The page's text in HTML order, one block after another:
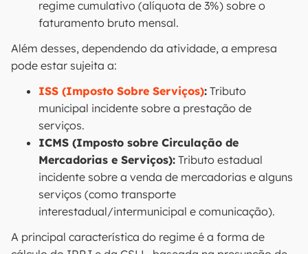
regime cumulativo (alíquota de 3%) sobre o
faturamento bruto mensal.
Além desses, dependendo da atividade, a empresa
pode estar sujeita a:
ISS (Imposto Sobre Serviços): Tributo
municipal incidente sobre a prestação de
serviços.
ICMS (Imposto sobre Circulação de
Mercadorias e Serviços): Tributo estadual
incidente sobre a venda de mercadorias e alguns
serviços (como transporte
interestadual/intermunicipal e comunicação).
A principal característica do regime é a forma de